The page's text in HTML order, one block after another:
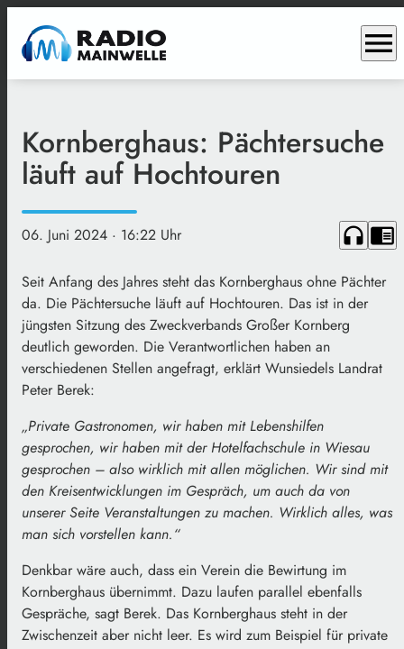
menu
Kornberghaus: Pächtersuche
läuft auf Hochtouren
06. Juni 2024 · 16:22 Uhr headphones chrome_reader_mode
Seit Anfang des Jahres steht das Kornberghaus ohne Pächter
da. Die Pächtersuche läuft auf Hochtouren. Das ist in der
jüngsten Sitzung des Zweckverbands Großer Kornberg
deutlich geworden. Die Verantwortlichen haben an
verschiedenen Stellen angefragt, erklärt Wunsiedels Landrat
Peter Berek:
„Private Gastronomen, wir haben mit Lebenshilfen
gesprochen, wir haben mit der Hotelfachschule in Wiesau
gesprochen – also wirklich mit allen möglichen. Wir sind mit
den Kreisentwicklungen im Gespräch, um auch da von
unserer Seite Veranstaltungen zu machen. Wirklich alles, was
man sich vorstellen kann.“
Denkbar wäre auch, dass ein Verein die Bewirtung im
Kornberghaus übernimmt. Dazu laufen parallel ebenfalls
Gespräche, sagt Berek. Das Kornberghaus steht in der
Zwischenzeit aber nicht leer. Es wird zum Beispiel für private